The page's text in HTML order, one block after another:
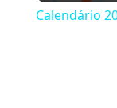
Calendário